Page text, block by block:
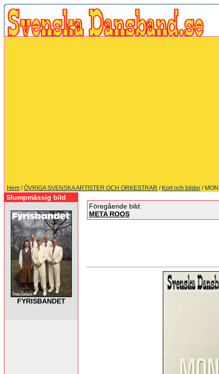
Hem /ÖVRIGA SVENSKA ARTISTER OCH ORKESTRAR / Kort och bilder /
Slumpmässig bild
FYRISBANDET
Föregående bild:
META ROOS